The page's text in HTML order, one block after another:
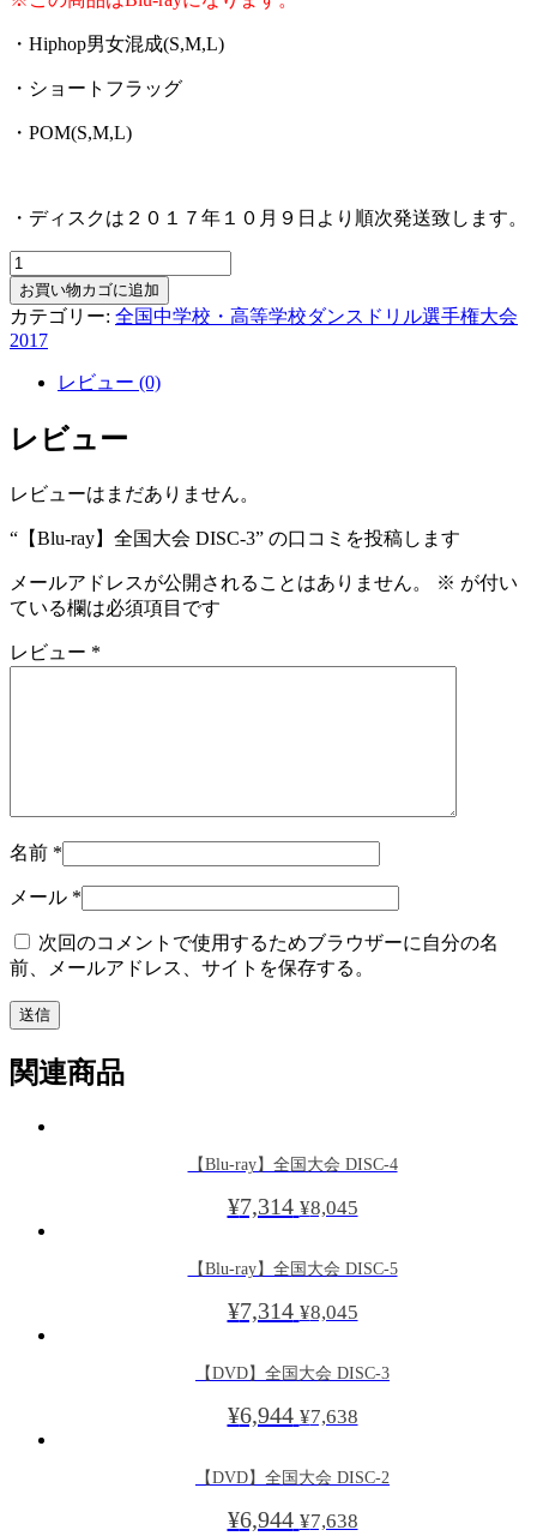
・Hiphop男女混成(S,M,L)
・ショートフラッグ
・POM(S,M,L)
・ディスクは２０１７年１０月９日より順次発送致します。
【Blu-
ray】
全
国
3
個
お買い物カゴに追加
カテゴリー: 全国中学校・高等学校ダンスドリル選手権大会
2017
レビュー (0)
レビュー
レビューはまだありません。
“【Blu-ray】全国大会 DISC-3” の口コミを投稿します
メールアドレスが公開されることはありません。 ※ が付い
ている欄は必須項目です
レビュー *
名前 *
メール *
次回のコメントで使用するためブラウザーに自分の名
前、メールアドレス、サイトを保存する。
関連商品
【Blu-ray】全国大会 DISC-4
¥7,314 ¥8,045
【Blu-ray】全国大会 DISC-5
¥7,314 ¥8,045
【DVD】全国大会 DISC-3
¥6,944 ¥7,638
【DVD】全国大会 DISC-2
¥6,944 ¥7,638